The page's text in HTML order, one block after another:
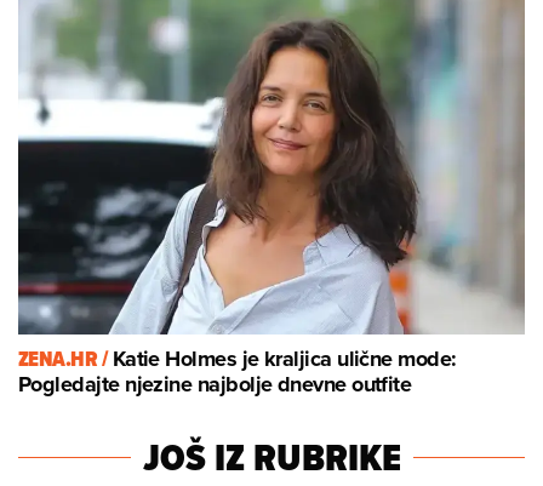
ZENA.HR /Katie Holmes je kraljica ulične mode:
Pogledajte njezine najbolje dnevne outfite
JOŠ IZ RUBRIKE